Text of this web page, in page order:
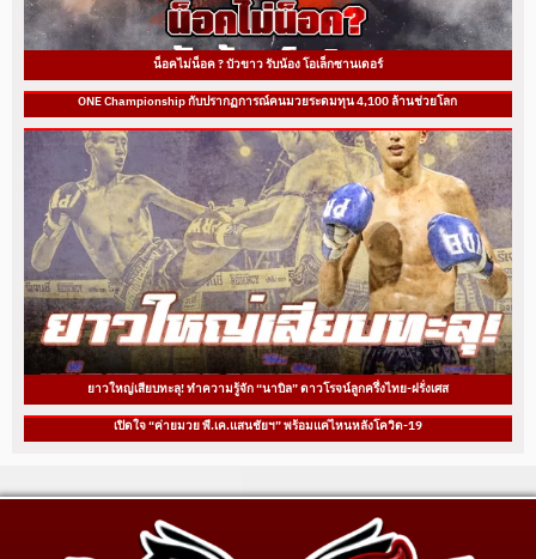
น็อคไม่น็อค ? บัวขาว รับน้อง โอเล็กซานเดอร์
ONE Championship กับปรากฏการณ์คนมวยระดมทุน 4,100 ล้านช่วยโลก
ยาวใหญ่เสียบทะลุ! ทำความรู้จัก “นาบิล” ดาวโรจน์ลูกครึ่งไทย-ฝรั่งเศส
เปิดใจ “ค่ายมวย พี.เค.แสนชัยฯ” พร้อมแค่ไหนหลังโควิด-19